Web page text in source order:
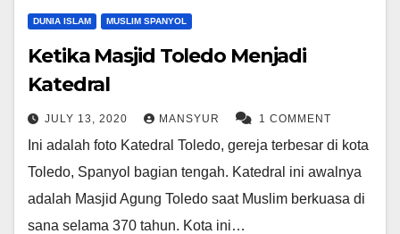
DUNIA ISLAM MUSLIM SPANYOL
Ketika Masjid Toledo Menjadi
Katedral
JULY 13, 2020 MANSYUR 1 COMMENT
Ini adalah foto Katedral Toledo, gereja terbesar di kota
Toledo, Spanyol bagian tengah. Katedral ini awalnya
adalah Masjid Agung Toledo saat Muslim berkuasa di
sana selama 370 tahun. Kota ini…